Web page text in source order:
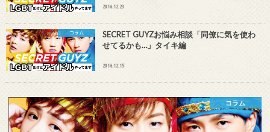
2016.12.23
コラム
SECRET GUYZお悩み相談「同僚に気を使わ
せてるかも…」タイキ編
2016.12.15
コラム